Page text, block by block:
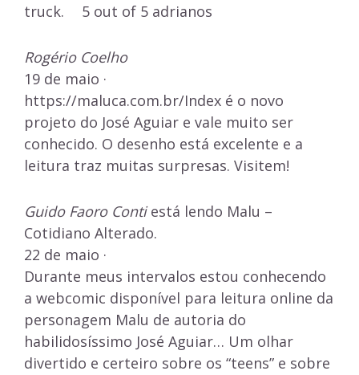
truck. 5 out of 5 adrianos
Rogério Coelho
19 de maio ·
https://maluca.com.br/Index é o novo
projeto do José Aguiar e vale muito ser
conhecido. O desenho está excelente e a
leitura traz muitas surpresas. Visitem!
Guido Faoro Contiestá lendo Malu –
Cotidiano Alterado.
22 de maio ·
Durante meus intervalos estou conhecendo
a webcomic disponível para leitura online da
personagem Malu de autoria do
habilidosíssimo José Aguiar… Um olhar
divertido e certeiro sobre os “teens” e sobre